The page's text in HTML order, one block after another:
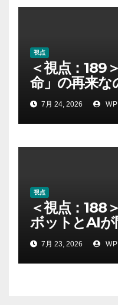
視点
＜視点：189
命」の再来な
解放とAI時代
7月 24, 2026
視点
＜視点：188
ボットとAIが
7月 23, 2026